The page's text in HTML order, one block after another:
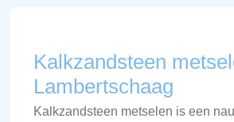
Kalkzandsteen
Lambertschaag
Kalkzandsteen metselen is een